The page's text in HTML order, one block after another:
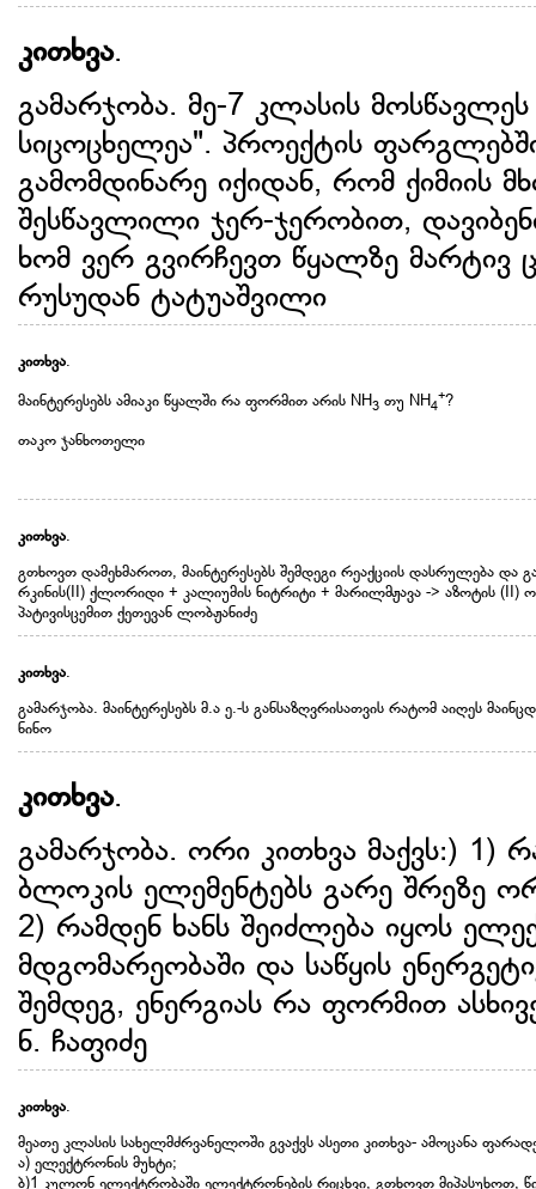
კითხვა.
გამარჯობა. მე-7 კლასის
სიცოცხელეა". პროექტის
გამომდინარე იქიდან, რომ ქიმიის
შესწავლილი ჯერ-ჯერობით,
ხომ ვერ გვირჩევთ წყალზე მარტივ
რუსუდან ტატუაშვილი
კითხვა.
მაინტერესებს ამიაკი წყალში რა ფორმით არის NH3 თუ NH4
+?
თაკო ჯანხოთელი
კითხვა.
გთხოვთ დამეხმაროთ, მაინტერესებს შემდეგი რეაქციის დასრულება და
რკინის(II) ქლორიდი + კალიუმის ნიტრიტი + მარილმჟავა -> აზოტის (II)
პატივისცემით ქეთევან ლობჟანიძე
კითხვა.
გამარჯობა. მაინტერესებს მ.ა ე.-ს განსაზღვრისათვის რატომ აიღეს
ნინო
კითხვა.
გამარჯობა. ორი კითხვა მაქვს:) 1)
ბლოკის ელემენტებს გარე შრეზე
2) რამდენ ხანს შეიძლება იყოს
მდგომარეობაში და საწყის
შემდეგ, ენერგიას რა ფორმით
ნ. ჩაფიძე
კითხვა.
მეათე კლასის სახელმძრვანელოში გვაქვს ასეთი კითხვა- ამოცანა
ა) ელექტრონის მუხტი;
ბ)1 კულონ ელექტრობაში ელექტრონების რიცხვი, გთხოვთ მიპასუხოთ,